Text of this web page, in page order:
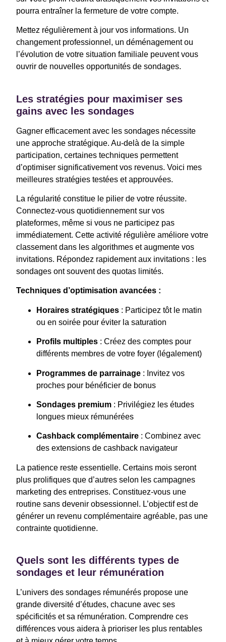
pourra entraîner la fermeture de votre compte.
Mettez régulièrement à jour vos informations. Un
changement professionnel, un déménagement ou
l’évolution de votre situation familiale peuvent vous
ouvrir de nouvelles opportunités de sondages.
Les stratégies pour maximiser ses
gains avec les sondages
Gagner efficacement avec les sondages nécessite
une approche stratégique. Au-delà de la simple
participation, certaines techniques permettent
d’optimiser significativement vos revenus. Voici mes
meilleures stratégies testées et approuvées.
La régularité constitue le pilier de votre réussite.
Connectez-vous quotidiennement sur vos
plateformes, même si vous ne participez pas
immédiatement. Cette activité régulière améliore votre
classement dans les algorithmes et augmente vos
invitations. Répondez rapidement aux invitations : les
sondages ont souvent des quotas limités.
Techniques d’optimisation avancées :
Horaires stratégiques : Participez tôt le matin
ou en soirée pour éviter la saturation
Profils multiples : Créez des comptes pour
différents membres de votre foyer (légalement)
Programmes de parrainage : Invitez vos
proches pour bénéficier de bonus
Sondages premium : Privilégiez les études
longues mieux rémunérées
Cashback complémentaire : Combinez avec
des extensions de cashback navigateur
La patience reste essentielle. Certains mois seront
plus prolifiques que d’autres selon les campagnes
marketing des entreprises. Constituez-vous une
routine sans devenir obsessionnel. L’objectif est de
générer un revenu complémentaire agréable, pas une
contrainte quotidienne.
Quels sont les différents types de
sondages et leur rémunération
L’univers des sondages rémunérés propose une
grande diversité d’études, chacune avec ses
spécificités et sa rémunération. Comprendre ces
différences vous aidera à prioriser les plus rentables